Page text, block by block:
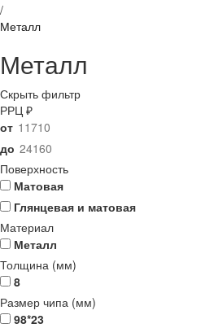
/
Металл
Металл
Скрыть фильтр
РРЦ ₽
от
до
Поверхность
Матовая
Глянцевая и матовая
Материал
Металл
Толщина (мм)
8
Размер чипа (мм)
98*23